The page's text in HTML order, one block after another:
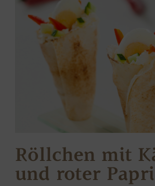
Röllchen mit
und roter